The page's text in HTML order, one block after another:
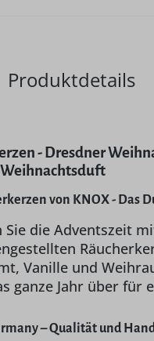
Produktdetails
- Dresdner
Weihnachtsduft
von KNOX - Das
Sie die Adventszeit
Vanille und
ganze Jahr über für
– Qualität und